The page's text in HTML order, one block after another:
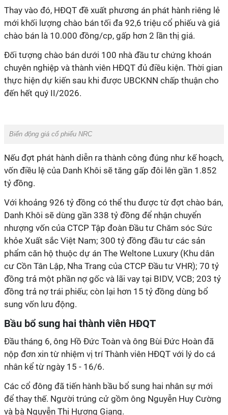
Thay vào đó, HĐQT đề xuất phương án phát hành riêng lẻ
mới khối lượng chào bán tối đa 92,6 triệu cổ phiếu và giá
chào bán là 10.000 đồng/cp, gấp hơn 2 lần thị giá.
Đối tượng chào bán dưới 100 nhà đầu tư chứng khoán
chuyên nghiệp và thành viên HĐQT đủ điều kiện. Thời gian
thực hiện dự kiến sau khi được UBCKNN chấp thuận cho
đến hết quý II/2026.
Biến động giá cổ phiếu NRC
Nếu đợt phát hành diễn ra thành công đúng như kế hoạch,
vốn điều lệ của Danh Khôi sẽ tăng gấp đôi lên gần 1.852
tỷ đồng.
Với khoảng 926 tỷ đồng có thể thu được từ đợt chào bán,
Danh Khôi sẽ dùng gần 338 tỷ đồng để nhận chuyển
nhượng vốn của CTCP Tập đoàn Đầu tư Chăm sóc Sức
khỏe Xuất sắc Việt Nam; 300 tỷ đồng đầu tư các sản
phẩm căn hộ thuộc dự án The Weltone Luxury (Khu dân
cư Cồn Tân Lập, Nha Trang của CTCP Đầu tư VHR); 70 tỷ
đồng trả một phần nợ gốc và lãi vay tại BIDV, VCB; 203 tỷ
đồng trả nợ trái phiếu; còn lại hơn 15 tỷ đồng dùng bổ
sung vốn lưu động.
Bầu bổ sung hai thành viên HĐQT
Đầu tháng 6, ông Hồ Đức Toàn và ông Bùi Đức Hoàn đã
nộp đơn xin từ nhiệm vị tríThành viên HĐQT với lý do cá
nhân kể từ ngày 15 - 16/6.
Các cổ đông đã tiến hành bầu bổ sung hai nhân sự mới
để thay thế. Người trúng cử gồm ông Nguyễn Huy Cường
và bà Nguyễn Thị Hương Giang.